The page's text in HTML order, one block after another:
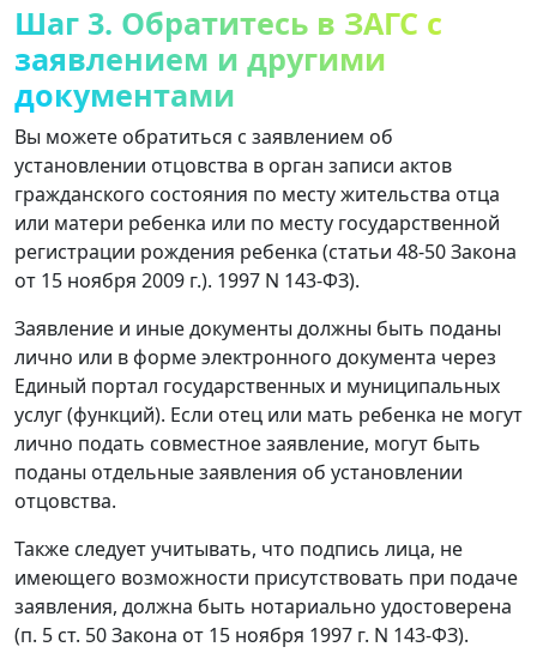
Шаг 3. Обратитесь в ЗАГС с
заявлением и другими
документами
Вы можете обратиться с заявлением об
установлении отцовства в орган записи актов
гражданского состояния по месту жительства отца
или матери ребенка или по месту государственной
регистрации рождения ребенка (статьи 48-50 Закона
от 15 ноября 2009 г.). 1997 N 143-ФЗ).
Заявление и иные документы должны быть поданы
лично или в форме электронного документа через
Единый портал государственных и муниципальных
услуг (функций). Если отец или мать ребенка не могут
лично подать совместное заявление, могут быть
поданы отдельные заявления об установлении
отцовства.
Также следует учитывать, что подпись лица, не
имеющего возможности присутствовать при подаче
заявления, должна быть нотариально удостоверена
(п. 5 ст. 50 Закона от 15 ноября 1997 г. N 143-ФЗ).